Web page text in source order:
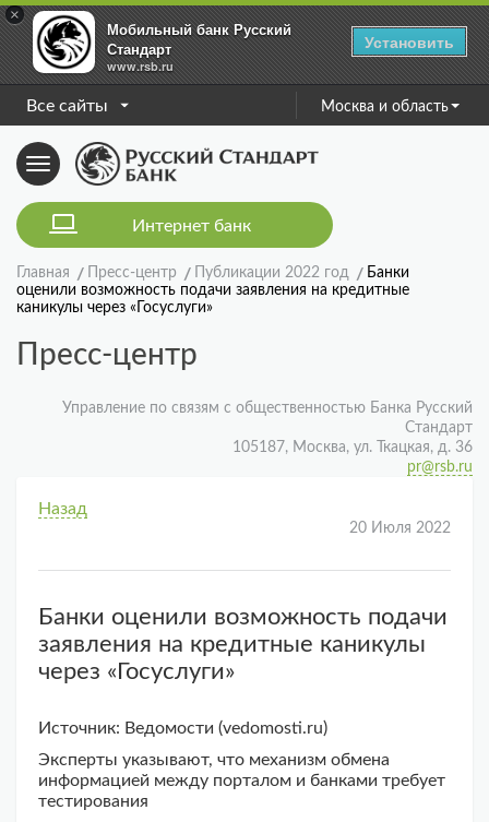
×
Мобильный банк Русский
Стандарт
www.rsb.ru
Установить
Все сайты Москва и область
Toggle
navigation
Интернет банк
Главная Пресс-центр Публикации 2022 год
Банки
оценили возможность подачи заявления на кредитные
каникулы через «Госуслуги»
Пресс-центр
Управление по связям с общественностью Банка Русский
Стандарт
105187, Москва, ул. Ткацкая, д. 36
pr@rsb.ru
Назад
20 Июля 2022
Банки оценили возможность подачи
заявления на кредитные каникулы
через «Госуслуги»
Источник: Ведомости (vedomosti.ru)
Эксперты указывают, что механизм обмена
информацией между порталом и банками требует
тестирования